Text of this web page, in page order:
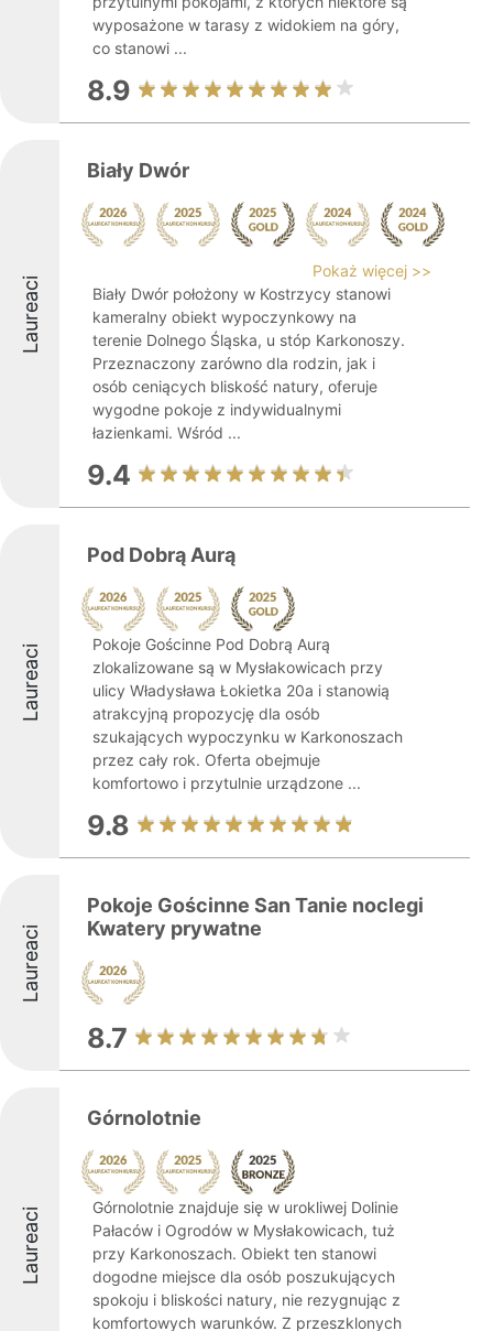
wyposażone w tarasy z widokiem na góry,
co stanowi ...
8.9
Laureaci
Biały Dwór
Pokaż więcej >>
Biały Dwór położony w Kostrzycy stanowi
kameralny obiekt wypoczynkowy na
terenie Dolnego Śląska, u stóp Karkonoszy.
Przeznaczony zarówno dla rodzin, jak i
osób ceniących bliskość natury, oferuje
wygodne pokoje z indywidualnymi
łazienkami. Wśród ...
9.4
Laureaci
Pod Dobrą Aurą
Pokoje Gościnne Pod Dobrą Aurą
zlokalizowane są w Mysłakowicach przy
ulicy Władysława Łokietka 20a i stanowią
atrakcyjną propozycję dla osób
szukających wypoczynku w Karkonoszach
przez cały rok. Oferta obejmuje
komfortowo i przytulnie urządzone ...
9.8
Laureaci
Pokoje Gościnne San Tanie noclegi
Kwatery prywatne
8.7
Laureaci
Górnolotnie
Górnolotnie znajduje się w urokliwej Dolinie
Pałaców i Ogrodów w Mysłakowicach, tuż
przy Karkonoszach. Obiekt ten stanowi
dogodne miejsce dla osób poszukujących
spokoju i bliskości natury, nie rezygnując z
komfortowych warunków. Z przeszklonych